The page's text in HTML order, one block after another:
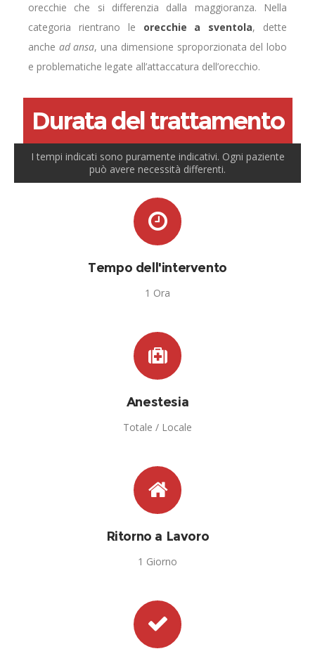
orecchie che si differenzia dalla maggioranza. Nella
categoria rientrano le orecchie a sventola, dette
anche ad ansa, una dimensione sproporzionata del lobo
e problematiche legate all’attaccatura dell’orecchio.
Durata del trattamento
I tempi indicati sono puramente indicativi. Ogni paziente
può avere necessità differenti.
Tempo dell'intervento
1 Ora
Anestesia
Totale / Locale
Ritorno a Lavoro
1 Giorno